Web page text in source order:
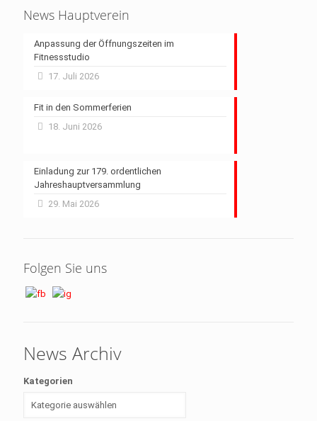
News Hauptverein
Anpassung der Öffnungszeiten im
Fitnessstudio
17. Juli 2026
Fit in den Sommerferien
18. Juni 2026
Einladung zur 179. ordentlichen
Jahreshauptversammlung
29. Mai 2026
Folgen Sie uns
News Archiv
Kategorien